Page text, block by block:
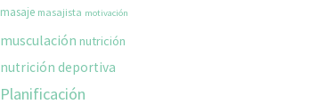
masaje masajista motivación
musculación nutrición
nutrición deportiva
Planificación